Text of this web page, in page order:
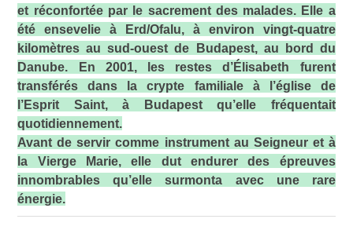
et réconfortée par le sacrement des malades. Elle a
été ensevelie à Erd/Ofalu, à environ vingt-quatre
kilomètres au sud-ouest de Budapest, au bord du
Danube. En 2001, les restes d’Élisabeth furent
transférés dans la crypte familiale à l’église de
l’Esprit Saint, à Budapest qu’elle fréquentait
quotidiennement.
Avant de servir comme instrument au Seigneur et à
la Vierge Marie, elle dut endurer des épreuves
innombrables qu’elle surmonta avec une rare
énergie.